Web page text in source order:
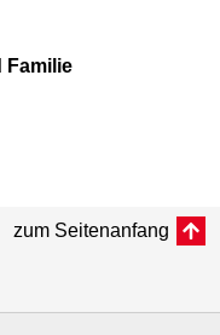
Familie
zum Seitenanfang